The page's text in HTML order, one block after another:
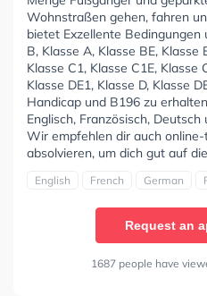
Wohnstraßen gehen, fahren
bietet Exzellente Bedingungen
B, Klasse A, Klasse BE, Klasse
Klasse C1, Klasse C1E, Klasse
Klasse DE1, Klasse D, Klasse
Handicap und B196 zu
Englisch, Französisch,
Wir empfehlen dir auch
absolvieren, um dich gut auf
English French German
Request an
1687 people have